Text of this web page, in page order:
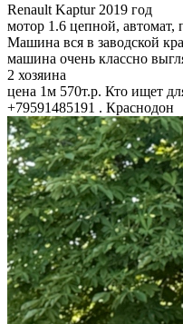
Renault Kaptur 2019 год
мотор 1.6 цепной, автомат,
Машина вся в заводской
машина очень классно
2 хозяина
цена 1м 570т.р. Кто ищет
+79591485191 . Краснодон